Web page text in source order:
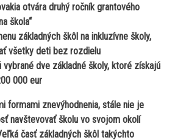
otvára druhý ročník grantového
škola“
základných škôl na inkluzívne školy,
všetky deti bez rozdielu
dve základné školy, ktoré získajú
000 eur
formami znevýhodnenia, stále nie je
navštevovať školu vo svojom okolí
časť základných škôl takýchto